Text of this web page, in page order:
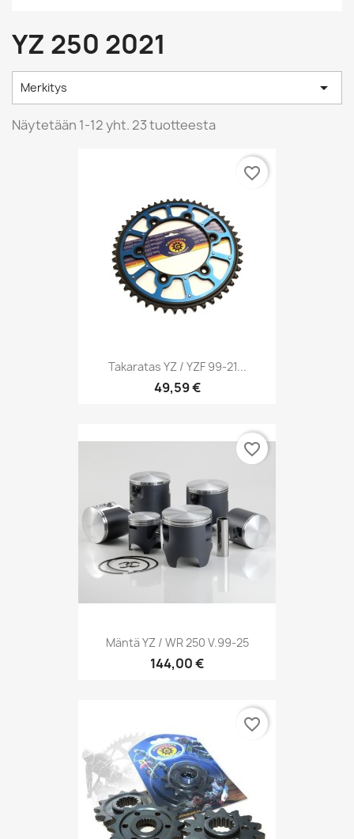
YZ 250 2021
Merkitys 
Näytetään 1-12 yht. 23 tuotteesta
Takaratas YZ / YZF 99-21...
49,59 €
favorite_border
Mäntä YZ / WR 250 V.99-25
144,00 €
favorite_border
favorite_border